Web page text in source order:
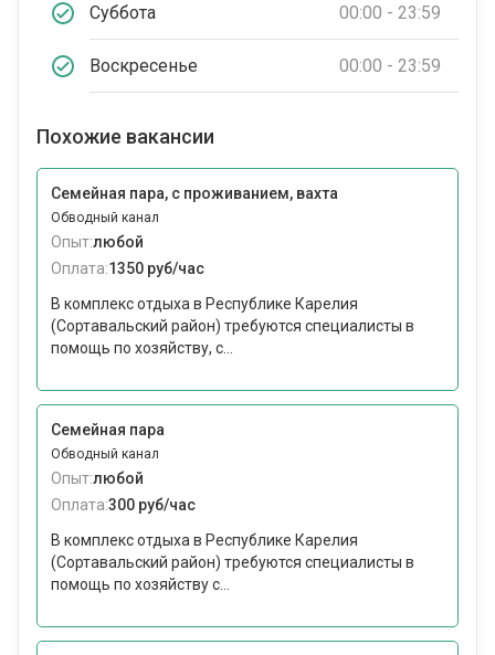
Суббота 00:00 - 23:59
Воскресенье 00:00 - 23:59
Похожие вакансии
Семейная пара, с проживанием, вахта
Обводный канал
Опыт:любой
Оплата:1350 руб/час
В комплекс отдыха в Республике Карелия
(Сортавальский район) требуются специалисты в
помощь по хозяйству, с...
Семейная пара
Обводный канал
Опыт:любой
Оплата:300 руб/час
В комплекс отдыха в Республике Карелия
(Сортавальский район) требуются специалисты в
помощь по хозяйству с...